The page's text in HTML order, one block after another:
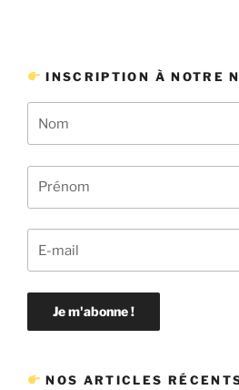
INSCRIPTION À NOTRE
NOS ARTICLES